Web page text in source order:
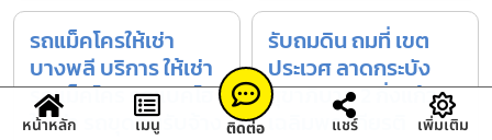
รถแม็คโครให้เช่า
บางพลี บริการ ให้เช่า
รถแม็คโคร รถแบคโฮ
ให้เช่า รถขุดดินรับจ้าง
รับถมดิน ถมที่ เขต
ประเวศ ลาดกระบัง
สุขาภิบาล 2 กิ่งแก้ว
เฉลิมพระเกียรติ
หน้าหลัก เมนู ติดต่อ แชร์ เพิ่มเติม